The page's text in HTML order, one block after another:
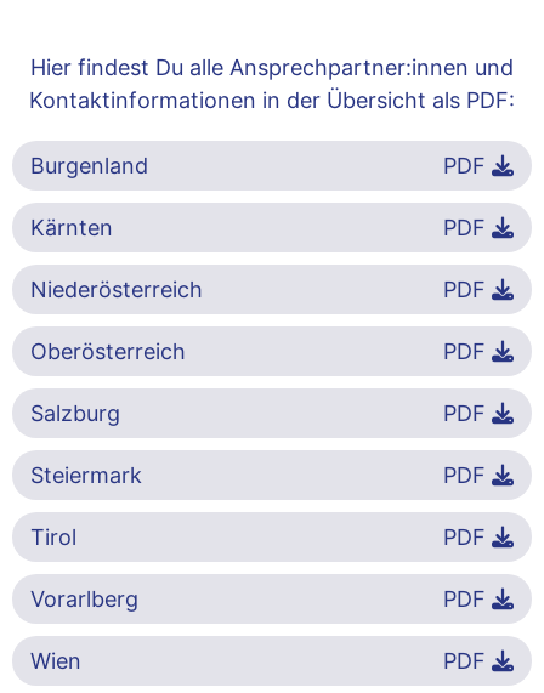
Hier findest Du alle Ansprechpartner:innen und
Kontaktinformationen in der Übersicht als PDF:
Burgenland PDF
Kärnten PDF
Niederösterreich PDF
Oberösterreich PDF
Salzburg PDF
Steiermark PDF
Tirol PDF
Vorarlberg PDF
Wien PDF